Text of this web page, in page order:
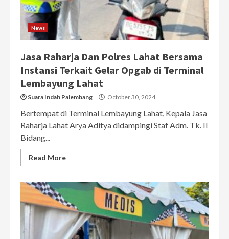
News
Jasa Raharja Dan Polres Lahat Bersama
Instansi Terkait Gelar Opgab di Terminal
Lembayung Lahat
Suara Indah Palembang October 30, 2024
Bertempat di Terminal Lembayung Lahat, Kepala Jasa
Raharja Lahat Arya Aditya didampingi Staf Adm. Tk. II
Bidang...
Read More